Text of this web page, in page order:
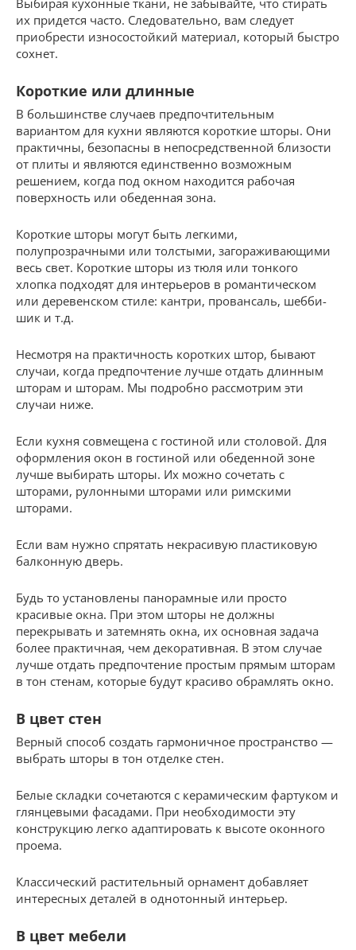
Выбирая кухонные ткани, не забывайте, что стирать
их придется часто. Следовательно, вам следует
приобрести износостойкий материал, который быстро
сохнет.
Короткие или длинные
В большинстве случаев предпочтительным
вариантом для кухни являются короткие шторы. Они
практичны, безопасны в непосредственной близости
от плиты и являются единственно возможным
решением, когда под окном находится рабочая
поверхность или обеденная зона.
Короткие шторы могут быть легкими,
полупрозрачными или толстыми, загораживающими
весь свет. Короткие шторы из тюля или тонкого
хлопка подходят для интерьеров в романтическом
или деревенском стиле: кантри, провансаль, шебби-
шик и т.д.
Несмотря на практичность коротких штор, бывают
случаи, когда предпочтение лучше отдать длинным
шторам и шторам. Мы подробно рассмотрим эти
случаи ниже.
Если кухня совмещена с гостиной или столовой. Для
оформления окон в гостиной или обеденной зоне
лучше выбирать шторы. Их можно сочетать с
шторами, рулонными шторами или римскими
шторами.
Если вам нужно спрятать некрасивую пластиковую
балконную дверь.
Будь то установлены панорамные или просто
красивые окна. При этом шторы не должны
перекрывать и затемнять окна, их основная задача
более практичная, чем декоративная. В этом случае
лучше отдать предпочтение простым прямым шторам
в тон стенам, которые будут красиво обрамлять окно.
В цвет стен
Верный способ создать гармоничное пространство —
выбрать шторы в тон отделке стен.
Белые складки сочетаются с керамическим фартуком и
глянцевыми фасадами. При необходимости эту
конструкцию легко адаптировать к высоте оконного
проема.
Классический растительный орнамент добавляет
интересных деталей в однотонный интерьер.
В цвет мебели